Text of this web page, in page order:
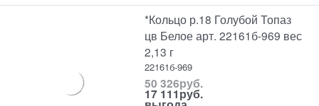
*Кольцо р.18 Голубой Топаз
цв Белое арт. 22161б-969 вес
2,13 г
22161б-969
50 326руб.
17 111руб.